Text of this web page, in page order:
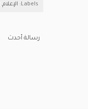
Labels: الإعلام,
رسالة أحدث